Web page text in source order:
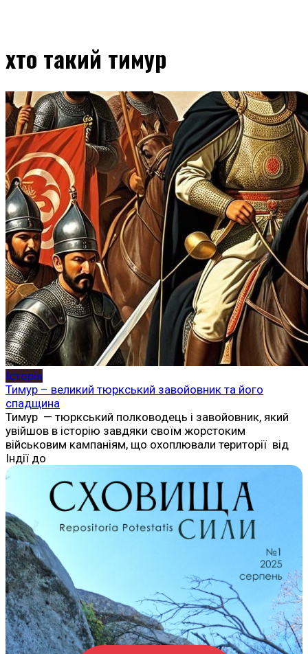
хто такий тимур
Історія
Тимур – великий тюркський завойовник та його
спадщина
Тимур — тюркський полководець і завойовник, який
увійшов в історію завдяки своїм жорстоким
військовим кампаніям, що охоплювали території від
Індії до